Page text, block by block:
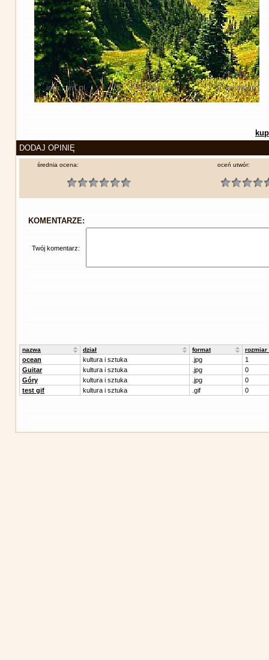
DODAJ OPINIĘ
średnia ocena: oceń utwór:
KOMENTARZE:
Twój komentarz:
nazwa dział format rozmiar
ocean kultura i sztuka .jpg
1
Guitar
kultura i sztuka .jpg
0
Góry
kultura i sztuka .jpg
0
test gif
kultura i sztuka .gif 0